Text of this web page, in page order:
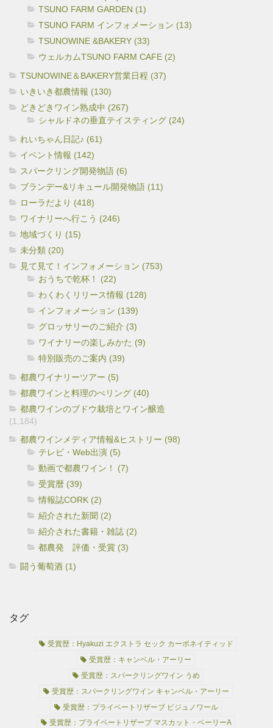
TSUNO FARM GARDEN (1)
TSUNO FARM インフォメーション (13)
TSUNOWINE &BAKERY (33)
ウェルカムTSUNO FARM CAFE (2)
TSUNOWINE＆BAKERY営業日程 (37)
いきいき都農情報 (130)
どきどきワイン熟成中 (267)
シャルドネの垂直テイスティング (24)
れいちゃん日記♪ (61)
イベント情報 (142)
スパークリング開発物語 (6)
ブランデー&リキュール開発物語 (11)
ローラだより (418)
ワイナリーへ行こう (246)
地域づくり (15)
未分類 (20)
見て見て！インフォメーション (753)
おうちで乾杯！ (22)
わくわくリリース情報 (128)
インフォメーション (139)
グロッサリーのご紹介 (3)
ワイナリーの楽しみかた (9)
特別販売のご案内 (39)
都農ワイナリーツアー (5)
都農ワインと料理のぺリング (40)
都農ワインのブドウ栽培とワイン醸造
(1,184)
都農ワインメディア情報&ヒストリー (98)
テレビ・Web出演 (5)
動画で都農ワイン！ (7)
受賞暦 (39)
情報誌CORK (2)
紹介された新聞 (2)
紹介された書籍・雑誌 (2)
都農発 評価・受賞 (3)
闘う葡萄酒 (1)
タグ
受賞歴：Hyakuzi エクストラ セック カーボネイティッド
受賞歴：キャンベル・アーリー
受賞歴：スパークリングワイン うめ
受賞歴：スパークリングワイン キャンベル・アーリー
受賞歴：プライベートリザーブ ビジュノワール
受賞歴：プライベートリザーブ マスカット・ベーリーA